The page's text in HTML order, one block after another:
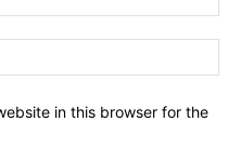
in this browser for the